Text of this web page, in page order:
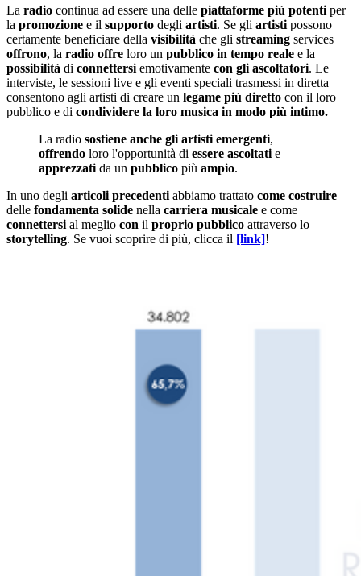
La radio continua ad essere una delle piattaforme più potenti per
la promozione e il supporto degli artisti. Se gli artisti possono
certamente beneficiare della visibilità che gli streaming services
offrono, la radio offre loro un pubblico in tempo reale e la
possibilità di connettersi emotivamente con gli ascoltatori. Le
interviste, le sessioni live e gli eventi speciali trasmessi in diretta
consentono agli artisti di creare un legame più diretto con il loro
pubblico e di condividere la loro musica in modo più intimo.
La radio sostiene anche gli artisti emergenti,
offrendo loro l'opportunità di essere ascoltati e
apprezzati da un pubblico più ampio.
In uno degli articoli precedenti abbiamo trattato come costruire
delle fondamenta solide nella carriera musicale e come
connettersi al meglio con il proprio pubblico attraverso lo
storytelling. Se vuoi scoprire di più, clicca il [link]!